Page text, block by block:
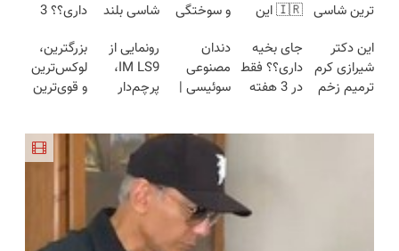
ترین شاسی
ایران در
باشگاه
انقلاب
🇮🇷 این
ترمیم کننده
23 روزه
ساخت!
و سوختگی
هفته!!😍
شاسی بلند
داری؟؟ 3
محوش کن!
این دکتر
شیرازی کرم
ترمیم زخم
جای بخیه
داری؟؟ فقط
در 3 هفته
دندان
مصنوعی
سوئیسی |
طبیعی!
ویزیت
رایگان+پرداخت
اقساطی😍
رونمایی از
IM LS9،
پرچم‌دار
بازار ایران
بزرگترین،
لوکس‌ترین
و قوی‌ترین
در ایران
رونمایی شد